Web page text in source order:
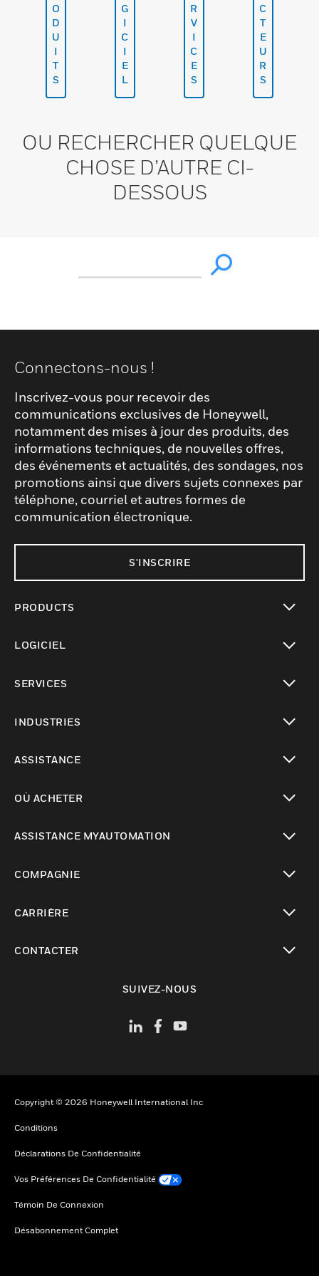
O
D
U
I
T
S
G
I
C
I
E
L
R
V
I
C
E
S
C
T
E
U
R
S
OU RECHERCHER QUELQUE
CHOSE D’AUTRE CI-
DESSOUS
Connectons-nous !
Inscrivez-vous pour recevoir des
communications exclusives de Honeywell,
notamment des mises à jour des produits, des
informations techniques, de nouvelles offres,
des événements et actualités, des sondages, nos
promotions ainsi que divers sujets connexes par
téléphone, courriel et autres formes de
communication électronique.
S'INSCRIRE
PRODUCTS
LOGICIEL
SERVICES
INDUSTRIES
ASSISTANCE
OÙ ACHETER
ASSISTANCE MYAUTOMATION
COMPAGNIE
CARRIÈRE
CONTACTER
SUIVEZ-NOUS
Copyright © 2026 Honeywell International Inc
Conditions
Déclarations De Confidentialité
Vos Préférences De Confidentialité
Témoin De Connexion
Désabonnement Complet